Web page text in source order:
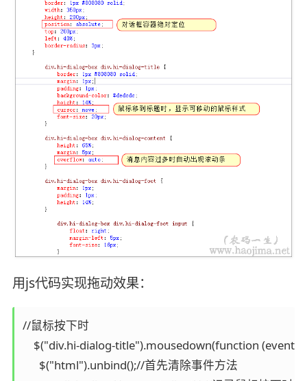
用js代码实现拖动效果：
//鼠标按下时
    $("div.hi-dialog-title").mousedown(function (event) {
      $("html").unbind();//首先清除事件方法